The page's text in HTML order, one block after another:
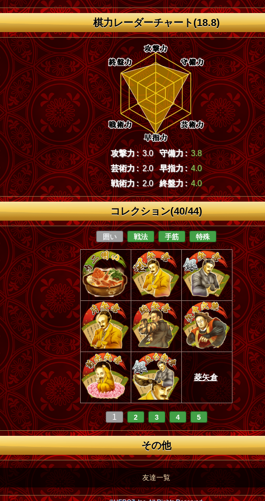
棋力レーダーチャート(18.8)
攻撃力 : 3.0 守備力 : 3.8
芸術力 : 2.0 早指力 : 4.0
戦術力 : 2.0 終盤力 : 4.0
コレクション(40/44)
囲い 戦法 手筋 特殊
菱矢倉
1 2 3 4 5
その他
友達一覧